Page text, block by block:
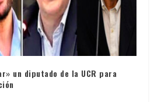
un diputado de la UCR para